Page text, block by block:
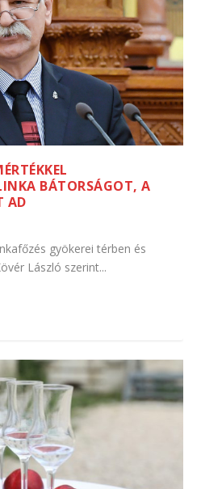
BÁTORSÁGOT, A
AD
gyökerei térben és
László szerint...